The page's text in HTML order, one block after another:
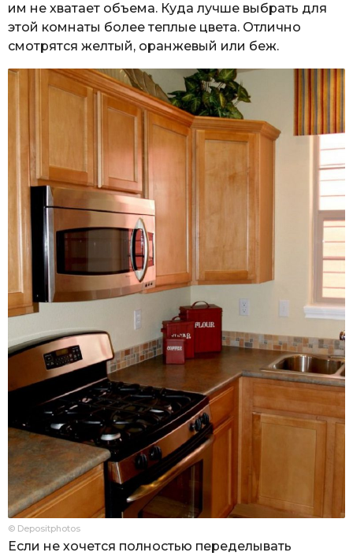
им не хватает объема. Куда лучше выбрать для
этой комнаты более теплые цвета. Отлично
смотрятся желтый, оранжевый или беж.
© Depositphotos
Если не хочется полностью переделывать